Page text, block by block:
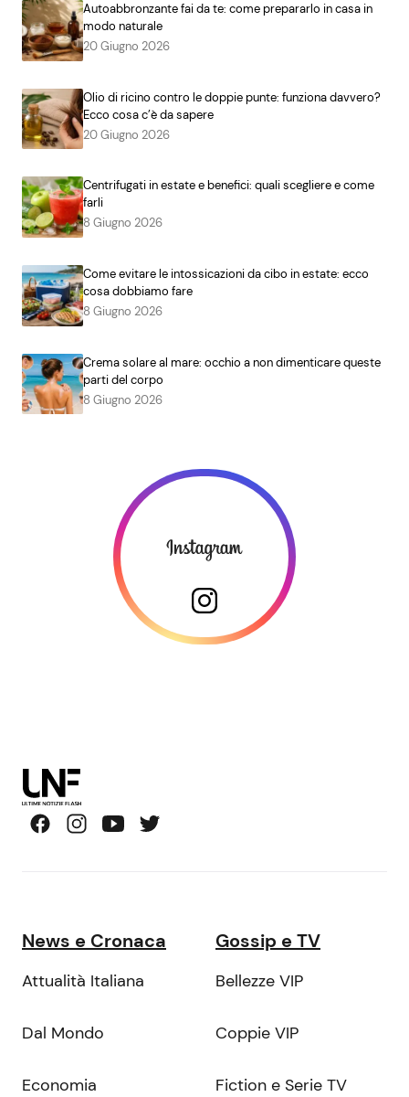
Autoabbronzante fai da te: come prepararlo in casa in
modo naturale
20 Giugno 2026
Olio di ricino contro le doppie punte: funziona davvero?
Ecco cosa c’è da sapere
20 Giugno 2026
Centrifugati in estate e benefici: quali scegliere e come
farli
8 Giugno 2026
Come evitare le intossicazioni da cibo in estate: ecco
cosa dobbiamo fare
8 Giugno 2026
Crema solare al mare: occhio a non dimenticare queste
parti del corpo
8 Giugno 2026
News e Cronaca
Attualità Italiana
Dal Mondo
Economia
Gossip e TV
Bellezze VIP
Coppie VIP
Fiction e Serie TV